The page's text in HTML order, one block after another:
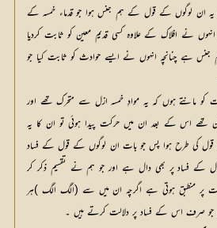
ان لوگوں کے قول کے ہم جنس ہوا جو قدماء خمسہ کے
نے افلاک کے علاوہ کسی قدیمِ معین کو ثابت کردیا
ہے چنانچہ انہوں نے ایسے حوادث کو ثابت کیا جو
مانتے ہوں کہ یہ موادِ خمسہ ازل سے متحرک تھے اور
تھے اس کے بعد ان میں حرکت پیدا ہوئی تو ان کا یہ
قول کی طرح ہوا پس جو بات ان لوگوں کے قول کے فساد
کے فساد پر بھی دال ہے اور جو ہم نے تقسیم ذکر کر
پر منطبق ہوتی ہے اگرچہ ان میں سے (الگ الگ )ہر
جو صرف اس کے فساد پر دلالت کرتے ہیں ۔